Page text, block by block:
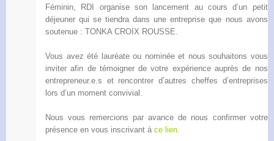
Féminin, RDI organise son lancement au cours d’un petit
déjeuner qui se tiendra dans une entreprise que nous avons
soutenue : TONKA CROIX ROUSSE.
Vous avez été lauréate ou nominée et nous souhaitons vous
inviter afin de témoigner de votre expérience auprès de nos
entrepreneur.e.s et rencontrer d’autres cheffes d’entreprises
lors d’un moment convivial.
Nous vous remercions par avance de nous confirmer votre
présence en vous inscrivant à ce lien.